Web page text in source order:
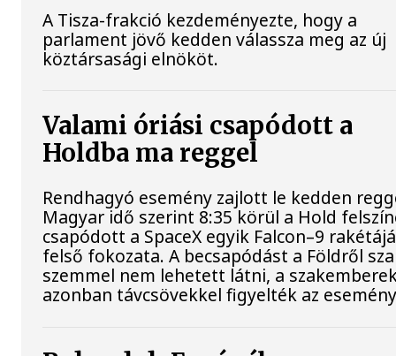
A Tisza-frakció kezdeményezte, hogy a
parlament jövő kedden válassza meg az új
köztársasági elnököt.
Valami óriási csapódott a
Holdba ma reggel
Rendhagyó esemény zajlott le kedden
Magyar idő szerint 8:35 körül a Hold
csapódott a SpaceX egyik Falcon–9
felső fokozata. A becsapódást a Földről
szemmel nem lehetett látni, a
azonban távcsövekkel figyelték az